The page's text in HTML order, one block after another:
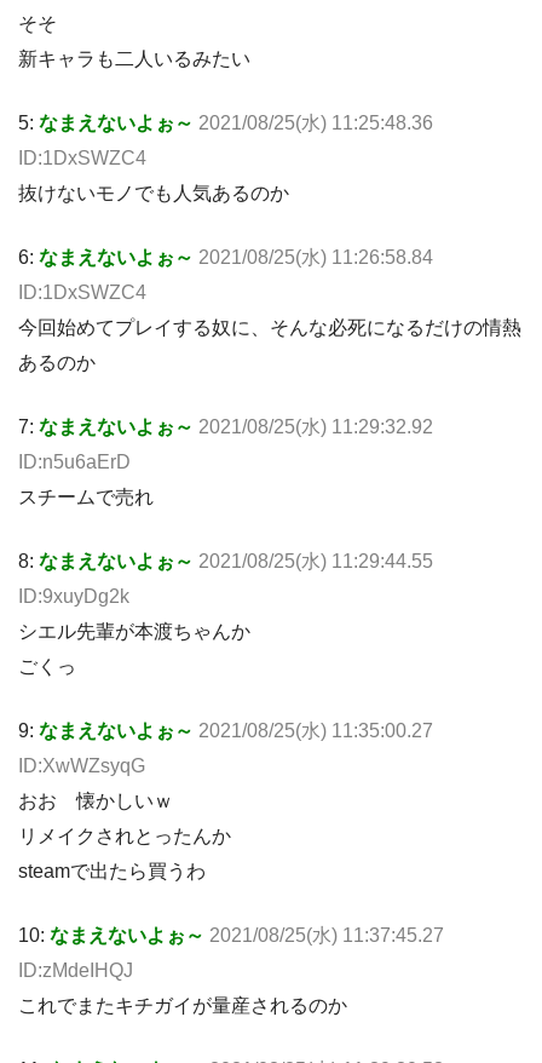
そそ
新キャラも二人いるみたい
5: なまえないよぉ～ 2021/08/25(水) 11:25:48.36
ID:1DxSWZC4
抜けないモノでも人気あるのか
6: なまえないよぉ～ 2021/08/25(水) 11:26:58.84
ID:1DxSWZC4
今回始めてプレイする奴に、そんな必死になるだけの情熱
あるのか
7: なまえないよぉ～ 2021/08/25(水) 11:29:32.92
ID:n5u6aErD
スチームで売れ
8: なまえないよぉ～ 2021/08/25(水) 11:29:44.55
ID:9xuyDg2k
シエル先輩が本渡ちゃんか
ごくっ
9: なまえないよぉ～ 2021/08/25(水) 11:35:00.27
ID:XwWZsyqG
おお 懐かしいｗ
リメイクされとったんか
steamで出たら買うわ
10: なまえないよぉ～ 2021/08/25(水) 11:37:45.27
ID:zMdeIHQJ
これでまたキチガイが量産されるのか